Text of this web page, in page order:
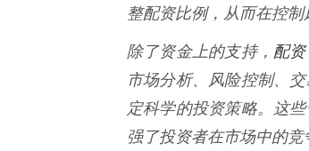
整配资比例，从而在控制
除了资金上的支持， 配
市场分析、风险控制、
定科学的投资策略。这
强了投资者在市场中的竞